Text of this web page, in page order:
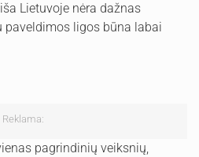
Lietuvoje nėra dažnas
paveldimos ligos būna labai
Reklama:
pagrindinių veiksnių,